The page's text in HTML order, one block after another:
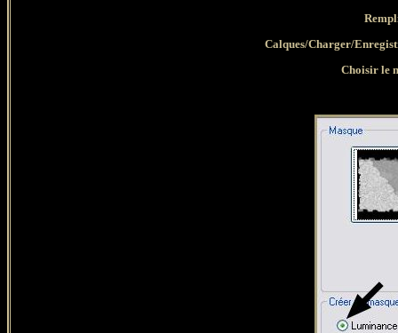
Calques/Charger/
Choisir le